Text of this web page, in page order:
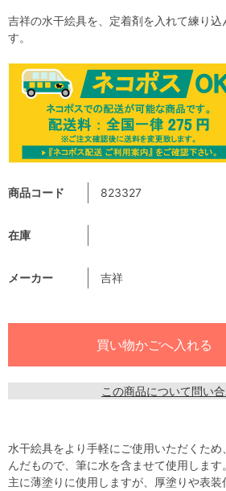
商品コード 823327
在庫
メーカー 吉祥
この商品について問い
吉祥の水干絵具を、定着剤を入れて練り
す。
水干絵具をより手軽にご使用いただくため
んだもので、筆に水を含ませて使用します。
主に薄塗りに使用しますが、厚塗りや表